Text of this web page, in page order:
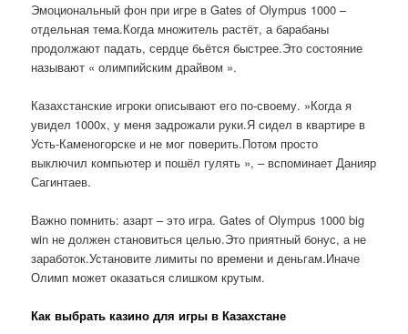
Эмоциональный фон при игре в Gates of Olympus 1000 –
отдельная тема.Когда множитель растёт, а барабаны
продолжают падать, сердце бьётся быстрее.Это состояние
называют « олимпийским драйвом ».
Казахстанские игроки описывают его по-своему. »Когда я
увидел 1000x, у меня задрожали руки.Я сидел в квартире в
Усть-Каменогорске и не мог поверить.Потом просто
выключил компьютер и пошёл гулять », – вспоминает Данияр
Сагинтаев.
Важно помнить: азарт – это игра. Gates of Olympus 1000 big
win не должен становиться целью.Это приятный бонус, а не
заработок.Установите лимиты по времени и деньгам.Иначе
Олимп может оказаться слишком крутым.
Как выбрать казино для игры в Казахстане